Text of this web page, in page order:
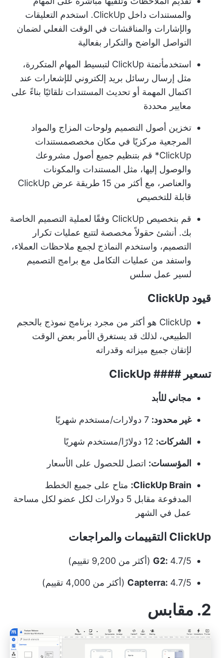
والمستندات داخل ClickUp. استخدم التعليقات
والإشارات والمناقشات في الوقت الفعلي لضمان
التواصل الواضح والتكرار بفعالية
استخدمأتمتة ClickUp
لتبسيط المهام المتكررة،
مثل إرسال رسائل بريد إلكتروني للإشعارات عند
اكتمال المهمة أو تحديث المستندات تلقائيًا بناءً على
معايير محددة
تخزين أصول التصميم ولوحات المزاج والمواد
المرجعية مركزيًا في مكان مخصصمستندات
ClickUp* قم بتنظيم جميع أصول مشروعك
والوصول إليها، مثل المستندات والمكونات
والعناصر، مع أكثر من 15 طريقة عرض ClickUp
قابلة للتخصيص
قم بتخصيص ClickUp وفقًا لعملية التصميم الخاصة
بك. أنشئ حقولاً مخصصة لتتبع عمليات تكرار
التصميم، واستخدم النماذج لجمع ملاحظات العملاء،
واستفد من عمليات التكامل مع برامج التصميم
لسير عمل سلس
قيود ClickUp
ClickUp هو أكثر من مجرد برنامج نموذج بالحجم
الطبيعي، لذلك قد يستغرق الأمر بعض الوقت
لإتقان جميع ميزاته وقدراته
تسعير #### ClickUp
مجاني للأبد
غير محدود:
الشركات:
المؤسسات: اتصل للحصول على الأسعار
ClickUp Brain: متاح على جميع الخطط
المدفوعة مقابل 5 دولارات لكل عضو لكل مساحة
عمل في الشهر
ClickUp التقييمات والمراجعات
G2: 4.7/5 (أكثر من 9,200 تقييم)
Capterra: 4.7/5 (أكثر من 4,000 تقييم)
2. مقابس